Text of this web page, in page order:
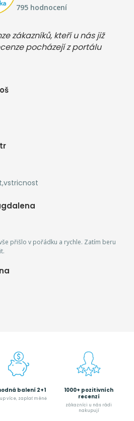
795 hodnocení
zákazníků, kteří u nás již
pocházejí z portálu
přišlo v pořádku a rychle. Zatím beru
balení 2+1
více, zaplať méně
1000+ pozitivních
recenzí
zákazníci u nás rádi
nakupují